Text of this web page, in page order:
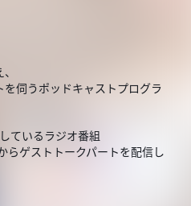
伺うポッドキャストプログラ
ているラジオ番組
らゲストトークパートを配信し